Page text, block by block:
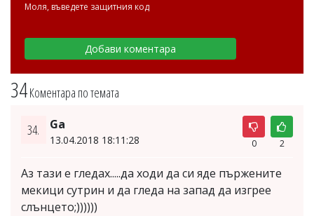
34Коментара по темата
34. Ga
13.04.2018 18:11:28 0 2
Аз тази е гледах.....да ходи да си яде пържените
мекици сутрин и да гледа на запад да изгрее
слънцето;))))))
Моля, въведете защитния код